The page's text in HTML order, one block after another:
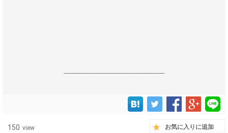
------------------------------------------------------------------
150 view お気に入りに追加